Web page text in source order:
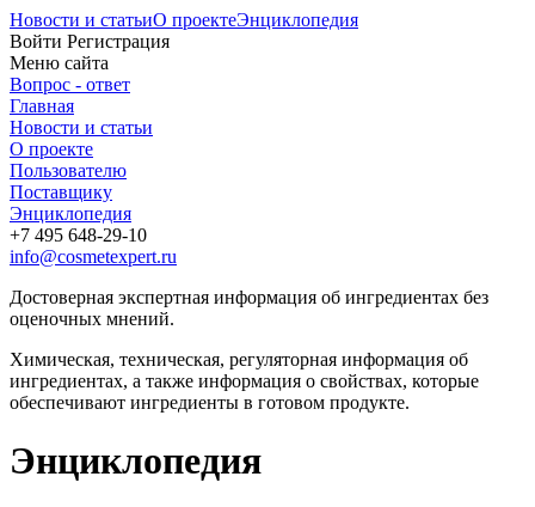
Новости и статьиО проектеЭнциклопедия
Войти Регистрация
Меню сайта
Вопрос - ответ
Главная
Новости и статьи
О проекте
Пользователю
Поставщику
Энциклопедия
+7 495 648-29-10
info@cosmetexpert.ru
Достоверная экспертная информация об ингредиентах без
оценочных мнений.
Химическая, техническая, регуляторная информация об
ингредиентах, а также информация о свойствах, которые
обеспечивают ингредиенты в готовом продукте.
Энциклопедия